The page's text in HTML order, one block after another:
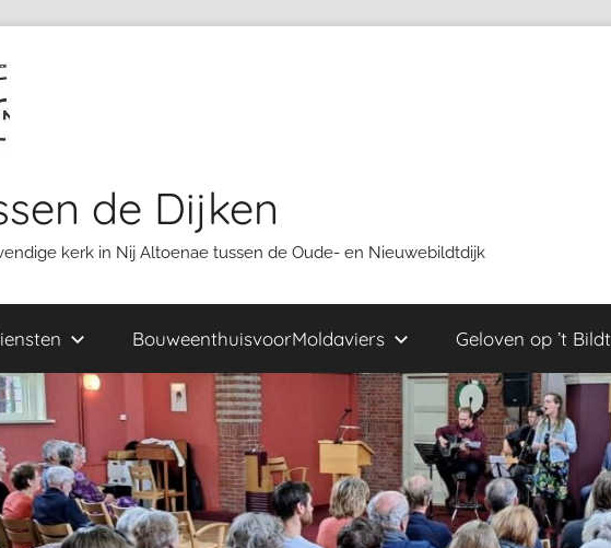
de Dijken
kerk in Nij Altoenae tussen de Oude- en Nieuwebildtdijk
BouweenthuisvoorMoldaviers Geloven op ’t Bildt